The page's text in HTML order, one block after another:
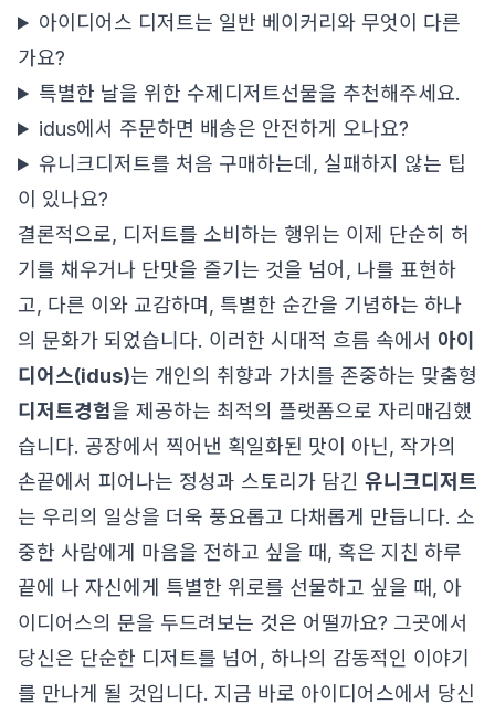
아이디어스 디저트는 일반 베이커리와 무엇이 다른
가요?
특별한 날을 위한 수제디저트선물을 추천해주세요.
idus에서 주문하면 배송은 안전하게 오나요?
유니크디저트를 처음 구매하는데, 실패하지 않는 팁
이 있나요?
결론적으로, 디저트를 소비하는 행위는 이제 단순히 허
기를 채우거나 단맛을 즐기는 것을 넘어, 나를 표현하
고, 다른 이와 교감하며, 특별한 순간을 기념하는 하나
의 문화가 되었습니다. 이러한 시대적 흐름 속에서 아이
디어스(idus)는 개인의 취향과 가치를 존중하는 맞춤형
디저트경험을 제공하는 최적의 플랫폼으로 자리매김했
습니다. 공장에서 찍어낸 획일화된 맛이 아닌, 작가의
손끝에서 피어나는 정성과 스토리가 담긴 유니크디저트
는 우리의 일상을 더욱 풍요롭고 다채롭게 만듭니다. 소
중한 사람에게 마음을 전하고 싶을 때, 혹은 지친 하루
끝에 나 자신에게 특별한 위로를 선물하고 싶을 때, 아
이디어스의 문을 두드려보는 것은 어떨까요? 그곳에서
당신은 단순한 디저트를 넘어, 하나의 감동적인 이야기
를 만나게 될 것입니다. 지금 바로 아이디어스에서 당신